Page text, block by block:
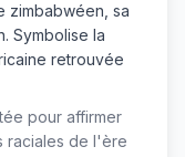
zimbabwéen, sa
Symbolise la
retrouvée
pour affirmer
raciales de l'ère